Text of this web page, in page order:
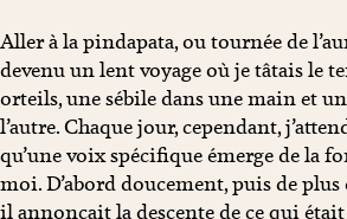
Aller à la pindapata, ou tournée de
devenu un lent voyage où je tâtais le
orteils, une sébile dans une main et
l’autre. Chaque jour, cependant,
qu’une voix spécifique émerge de la
moi. D’abord doucement, puis de
il annonçait la descente de ce qui